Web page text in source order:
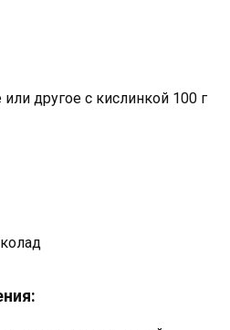
другое с кислинкой 100 г